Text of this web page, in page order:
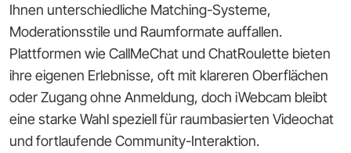
Ihnen unterschiedliche Matching-Systeme,
Moderationsstile und Raumformate auffallen.
Plattformen wie CallMeChat und ChatRoulette bieten
ihre eigenen Erlebnisse, oft mit klareren Oberflächen
oder Zugang ohne Anmeldung, doch iWebcam bleibt
eine starke Wahl speziell für raumbasierten Videochat
und fortlaufende Community-Interaktion.